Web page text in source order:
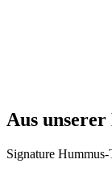
Aus unserer
Signature